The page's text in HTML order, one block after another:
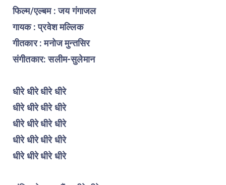
फिल्म/एल्बम : जय गंगाजल
गायक : प्रवेश मल्लिक
गीतकार : मनोज मुन्तसिर
संगीतकार: सलीम-सुलेमान
धीरे धीरे धीरे धीरे
धीरे धीरे धीरे धीरे
धीरे धीरे धीरे धीरे
धीरे धीरे धीरे धीरे
धीरे धीरे धीरे धीरे